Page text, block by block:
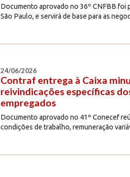
Documento aprovado no 36º CNFBB foi
São Paulo, e servirá de base para as
24/06/2026
Contraf entrega à Caixa
reivindicações específicas
empregados
Documento aprovado no 41º Conecef
condições de trabalho, remuneração